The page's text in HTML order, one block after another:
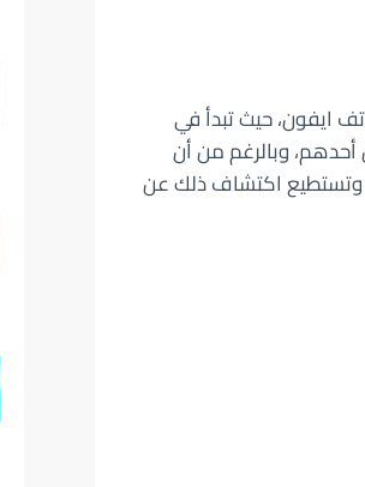
ايفون، حيث تبدأ في
وبالرغم من أن
وتستطيع اكتشاف ذلك عن